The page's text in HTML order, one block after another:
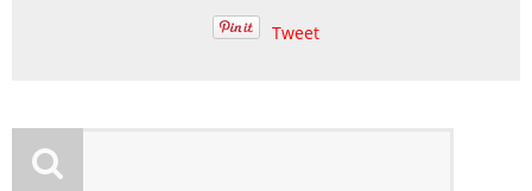
Tweet